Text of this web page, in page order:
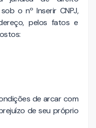
o nº Inserir CNPJ,
pelos fatos e
de arcar com
de seu próprio